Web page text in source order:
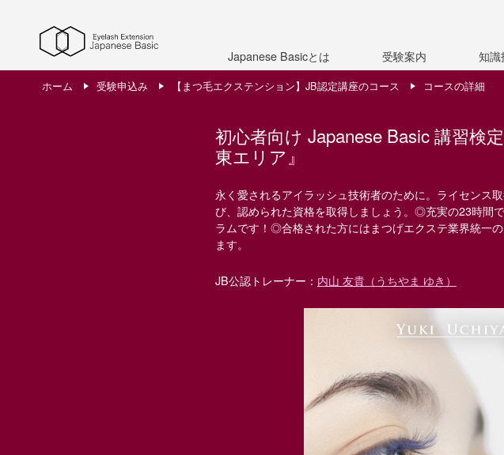
Japanese Basicとは 受験案内 知識
ホーム 受験申込み 【まつ毛エクステンション】JB認定講座のコース コースの詳細
初心者向け Japanese Basic 講習検
東エリア』
永く愛されるアイラッシュ技術者のために。ライセンス
び、認められた資格を取得しましょう。◎充実の23時間
ラムです！◎合格された方にはまつげエクステ業界統一
ます。
JB公認トレーナー： 内山 友貴（うちやま ゆき）